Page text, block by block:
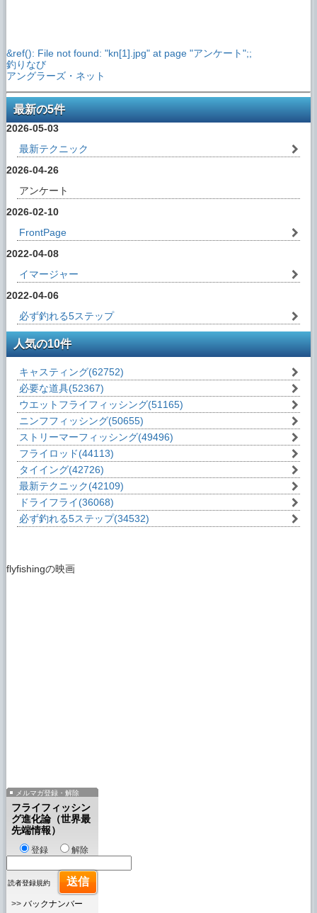
&ref(): File not found: "kn[1].jpg" at page "アンケート";;
釣りなび
アングラーズ・ネット
最新の5件
2026-05-03
最新テクニック
2026-04-26
アンケート
2026-02-10
FrontPage
2022-04-08
イマージャー
2022-04-06
必ず釣れる5ステップ
人気の10件
キャスティング(62752)
必要な道具(52367)
ウエットフライフィッシング(51165)
ニンフフィッシング(50655)
ストリーマーフィッシング(49496)
フライロッド(44113)
タイイング(42726)
最新テクニック(42109)
ドライフライ(36068)
必ず釣れる5ステップ(34532)
flyfishingの映画
メルマガ登録・解除
フライフィッシン
グ進化論（世界最
先端情報）
登録 解除
読者登録規約
>> バックナンバー